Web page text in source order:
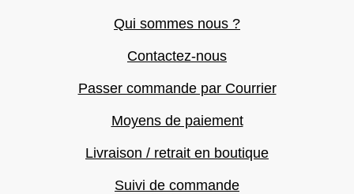
Qui sommes nous ?
Contactez-nous
Passer commande par Courrier
Moyens de paiement
Livraison / retrait en boutique
Suivi de commande